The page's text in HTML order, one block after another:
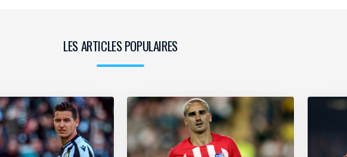
LES ARTICLES POPULAIRES